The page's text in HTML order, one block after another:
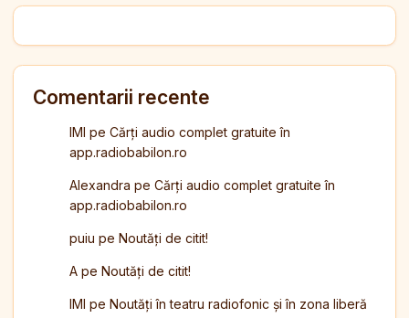
Comentarii recente
IMI pe Cărți audio complet gratuite în
app.radiobabilon.ro
Alexandra pe Cărți audio complet gratuite în
app.radiobabilon.ro
puiu pe Noutăți de citit!
A pe Noutăți de citit!
IMI pe Noutăți în teatru radiofonic și în zona liberă